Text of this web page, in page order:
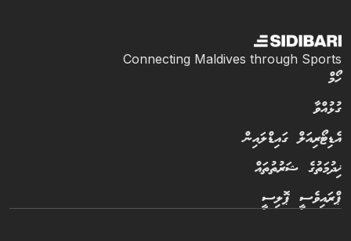
Connecting Maldives through Sports
ހޯމް
ގުޅުއްވާ
އެޑިޓޯރިއަލް ގައިޑްލައިން
ޚިދުމަތުގެ ޝަރުތުތައް
ޕްރައިވެސީ ޕޮލިސީ